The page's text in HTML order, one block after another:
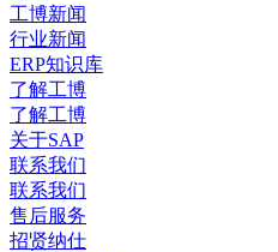
工博新闻
行业新闻
ERP知识库
了解工博
了解工博
关于SAP
联系我们
联系我们
售后服务
招贤纳仕